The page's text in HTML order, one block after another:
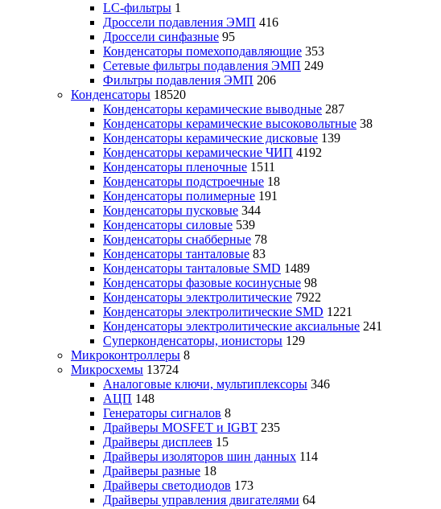
LC-фильтры 1
Дроссели подавления ЭМП 416
Дроссели синфазные 95
Конденсаторы помехоподавляющие 353
Сетевые фильтры подавления ЭМП 249
Фильтры подавления ЭМП 206
Конденсаторы 18520
Конденсаторы керамические выводные 287
Конденсаторы керамические высоковольтные 38
Конденсаторы керамические дисковые 139
Конденсаторы керамические ЧИП 4192
Конденсаторы пленочные 1511
Конденсаторы подстроечные 18
Конденсаторы полимерные 191
Конденсаторы пусковые 344
Конденсаторы силовые 539
Конденсаторы снабберные 78
Конденсаторы танталовые 83
Конденсаторы танталовые SMD 1489
Конденсаторы фазовые косинусные 98
Конденсаторы электролитические 7922
Конденсаторы электролитические SMD 1221
Конденсаторы электролитические аксиальные 241
Суперконденсаторы, ионисторы 129
Микроконтроллеры 8
Микросхемы 13724
Аналоговые ключи, мультиплексоры 346
АЦП 148
Генераторы сигналов 8
Драйверы MOSFET и IGBT 235
Драйверы дисплеев 15
Драйверы изоляторов шин данных 114
Драйверы разные 18
Драйверы светодиодов 173
Драйверы управления двигателями 64